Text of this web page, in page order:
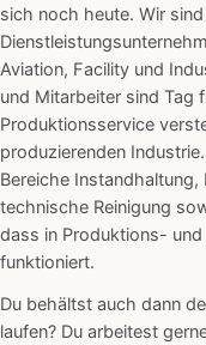
sich noch heute. Wir
Aviation, Facility und
und Mitarbeiter sind Tag
Produktionsservice
produzierenden
Bereiche
technische Reinigung
dass in Produktions-
funktioniert.
Du behältst auch dann
laufen? Du arbeitest